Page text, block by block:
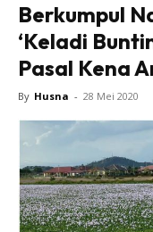
Berkumpul
‘Keladi
Pasal Kena
By Husna - 28 Mei 2020